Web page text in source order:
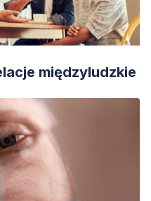
międzyludzkie